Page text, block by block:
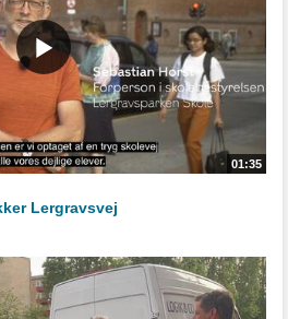
01:35
Lergravsvej